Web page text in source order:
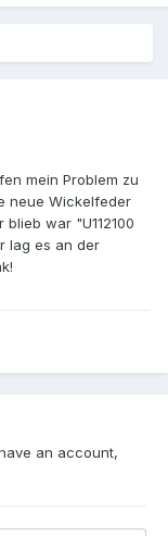
mein Problem zu
neue Wickelfeder
war "U112100
lag es an der
an account,